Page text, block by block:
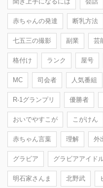
赤ちゃんの発達 断乳方法
七五三の撮影 副業 芸
格付け ランク 屋号
MC 司会者 人気番組
R-1グランプリ 優勝者
おいでやすこが こがけん
赤ちゃん言葉 理解 外
グラビア グラビアアイド
明石家さんま 北野武